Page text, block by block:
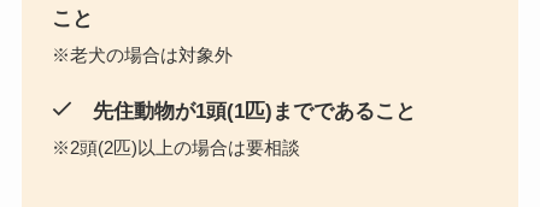
こと
※老犬の場合は対象外
先住動物が1頭(1匹)までであること
※2頭(2匹)以上の場合は要相談